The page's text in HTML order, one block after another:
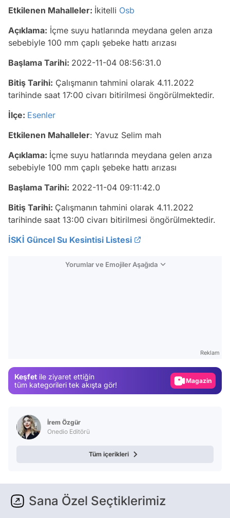
Etkilenen Mahalleler: İki̇telli̇ Osb
Açıklama: İçme suyu hatlarında meydana gelen arıza
sebebiyle 100 mm çaplı şebeke hattı arızası
Başlama Tarihi: 2022-11-04 08:56:31.0
Bitiş Tarihi: Çalışmanın tahmini olarak 4.11.2022
tarihinde saat 17:00 civarı bitirilmesi öngörülmektedir.
İlçe: Esenler
Etkilenen Mahalleler: Yavuz Seli̇m mah
Açıklama: İçme suyu hatlarında meydana gelen arıza
sebebiyle 100 mm çaplı şebeke hattı arızası
Başlama Tarihi: 2022-11-04 09:11:42.0
Bitiş Tarihi: Çalışmanın tahmini olarak 4.11.2022
tarihinde saat 13:00 civarı bitirilmesi öngörülmektedir.
İSKİ Güncel Su Kesintisi Listesi
Yorumlar ve Emojiler Aşağıda
Reklam
Keşfet ile ziyaret ettiğin
tüm kategorileri tek akışta gör!
Magazin
İrem Özgür
Onedio Editörü
Tüm içerikleri
Sana Özel Seçtiklerimiz